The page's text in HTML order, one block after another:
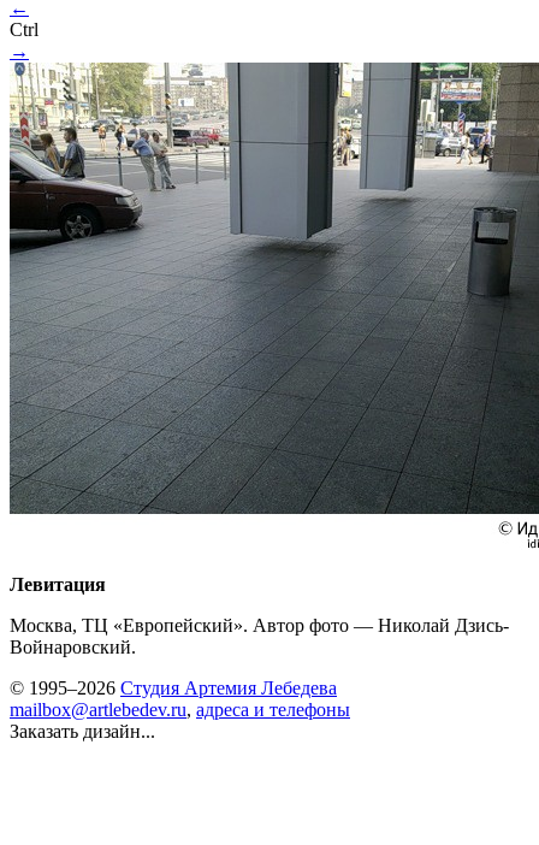
←
Ctrl
→
Левитация
Москва, ТЦ «Европейский». Автор фото — Николай Дзись-
Войнаровский.
© 1995–2026 Студия Артемия Лебедева
mailbox@artlebedev.ru, адреса и телефоны
Заказать дизайн...